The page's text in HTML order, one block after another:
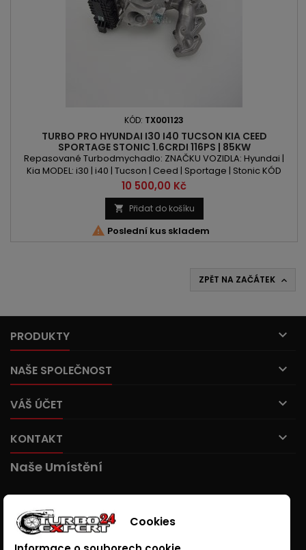
KÓD: TX001123
TURBO PRO HYUNDAI I30 I40 TUCSON KIA CEED
SPORTAGE STONIC 1.6CRDI 116PS | 85KW
Repasované Turbodmychadlo: ZNAČKU VOZIDLA: Hyundai |
Kia MODEL: i30 | i40 | Tucson | Ceed | Sportage | Stonic KÓD
MOTORU: D4FE OBSAH: 1598ccm | 1.6 CRDi VÝKON: 116PS / 85kW
ROK VÝROBY: 2018 -
Cena
10 500,00 Kč
 Přidat do košíku
 Poslední kus skladem
ZPĚT NA ZAČÁTEK 
PRODUKTY 
NAŠE SPOLEČNOST 
VÁŠ ÚČET 
KONTAKT 
Naše Umístění
Cookies